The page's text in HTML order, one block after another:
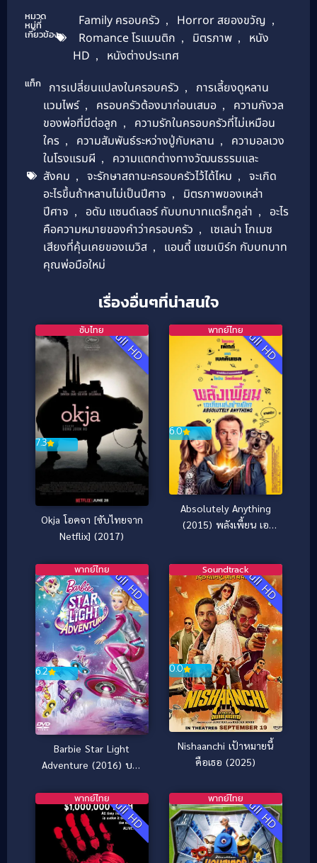
หมวด
หมู่ที่
เกี่ยวข้อง
Family ครอบครัว , Horror สยองขวัญ ,
Romance โรแมนติก , มิตรภาพ ,
หนัง
HD , หนังต่างประเทศ
แท็ก การเปลี่ยนแปลงในครอบครัว ,
การเลี้ยงดูหลาน
แวมไพร์ , ครอบครัวต้องมาก่อนเสมอ ,
ความกังวล
ของพ่อที่มีต่อลูก ,
ความรักในครอบครัวที่ไม่เหมือน
ใคร , ความสัมพันธ์ระหว่างปู่กับหลาน ,
ความอลเวง
ในโรงแรมผี ,
ความแตกต่างทางวัฒนธรรมและ
สังคม , จะรักษาสถานะครอบครัวไว้ได้ไหม ,
จะเกิด
อะไรขึ้นถ้าหลานไม่เป็นปีศาจ ,
มิตรภาพของเหล่า
ปีศาจ , อดัม แซนด์เลอร์ กับบทบาทแดร็กคูล่า ,
อะไร
คือความหมายของคำว่าครอบครัว ,
เซเลน่า โกเมซ
เสียงที่คุ้นเคยของเมวิส ,
แอนดี้ แซมเบิร์ก กับบทบาท
คุณพ่อมือใหม่
เรื่องอื่นๆที่น่าสนใจ
Full HD
7.3
ซับไทย
Okja โอคจา [ซับไทยจาก
Netflix] (2017)
Full HD
6.0
พากย์ไทย
Absolutely Anything
(2015) พลังเพี้ยน เอ
Full HD
6.2
พากย์ไทย
Barbie Star Light
Adventure (2016) บาร์
Full HD
0.0
Soundtrack
Nishaanchi เป้าหมายนี้
คือเธอ (2025)
Full HD
พากย์ไทย Full HD
พากย์ไทย